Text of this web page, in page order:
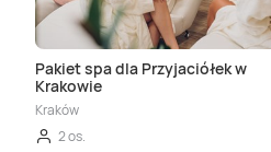
Pakiet spa dla Przyjaciółek w
Krakowie
Kraków
2 os.